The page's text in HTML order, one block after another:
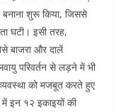
शुरू किया, जिससे
घटी। इसी तरह,
बाजरा और दालें
परिवर्तन से लड़ने में भी
को मजबूत करते हुए
इन १२ इकाइयों की